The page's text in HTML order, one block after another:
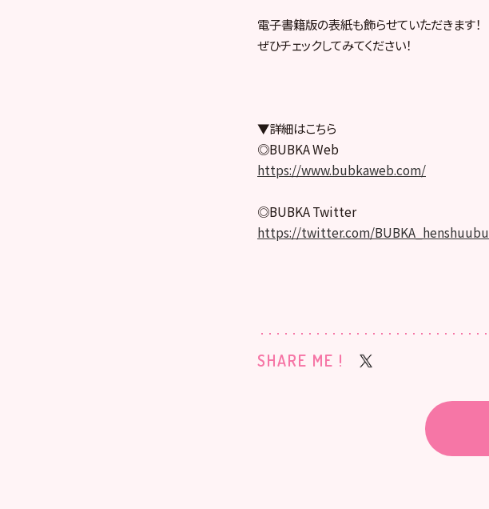
電子書籍版の表紙も飾らせていただきます！
ぜひチェックしてみてください！
▼詳細はこちら
◎BUBKA Web
https://www.bubkaweb.com/
◎BUBKA Twitter
https://twitter.com/BUBKA_henshuubu
SHARE ME !